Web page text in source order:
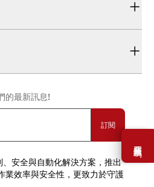
需要幫助嗎？
的最新訊息!
訂閱
安全與自動化解決方案，推出
業效率與安全性，更致力於守護